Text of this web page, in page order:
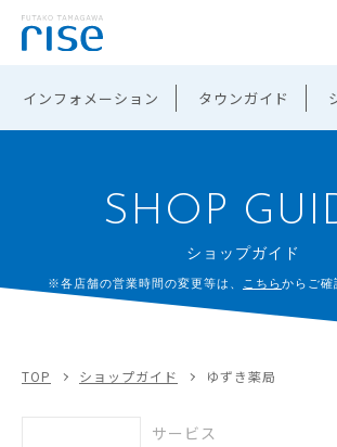
インフォメーション タウンガイド
SHOP
ショップガイド
※各店舗の営業時間の変更等は、 こちらからご確
TOP ショップガイド ゆずき薬局
サービス